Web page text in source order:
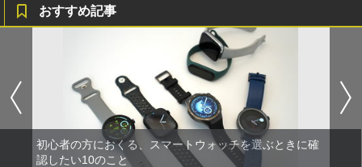
おすすめ記事
初心者の方におくる、スマートウォッチを選ぶときに確
認したい10のこと